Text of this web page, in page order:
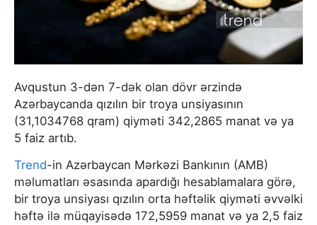
Avqustun 3-dən 7-dək olan dövr ərzində
Azərbaycanda qızılın bir troya unsiyasının
(31,1034768 qram) qiyməti 342,2865 manat və ya
5 faiz artıb.
Trend-in Azərbaycan Mərkəzi Bankının (AMB)
məlumatları əsasında apardığı hesablamalara görə,
bir troya unsiyası qızılın orta həftəlik qiyməti əvvəlki
həftə ilə müqayisədə 172,5959 manat və ya 2,5 faiz